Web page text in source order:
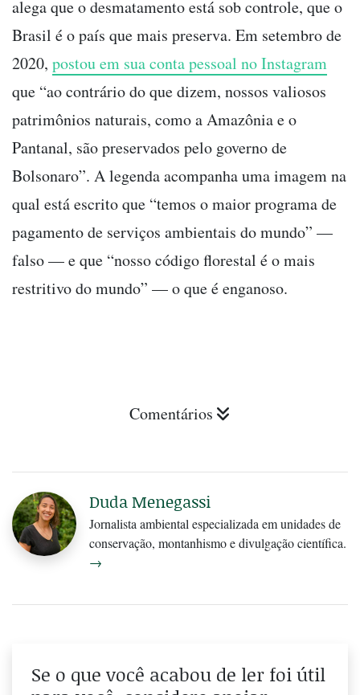
alega que o desmatamento está sob controle, que o
Brasil é o país que mais preserva. Em setembro de
2020, postou em sua conta pessoal no Instagram
que “ao contrário do que dizem, nossos valiosos
patrimônios naturais, como a Amazônia e o
Pantanal, são preservados pelo governo de
Bolsonaro”. A legenda acompanha uma imagem na
qual está escrito que “temos o maior programa de
pagamento de serviços ambientais do mundo” —
falso — e que “nosso código florestal é o mais
restritivo do mundo” — o que é enganoso.
Comentários
Duda Menegassi
Jornalista ambiental especializada em unidades de
conservação, montanhismo e divulgação científica.
→
Se o que você acabou de ler foi útil